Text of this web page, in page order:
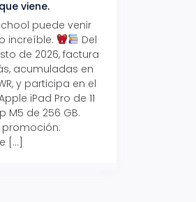
viene.
puede venir
increíble.
Del
de 2026, factura
acumuladas en
y participa en el
iPad Pro de 11
M5 de 256 GB.
promoción:
[…]